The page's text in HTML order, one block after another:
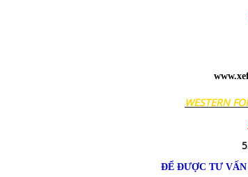
WESTERN
ĐỂ ĐƯỢC TƯ